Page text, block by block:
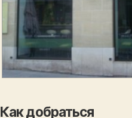
Как добраться